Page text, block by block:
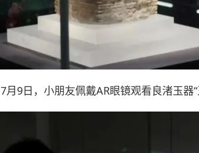
7月9日，小朋友佩戴AR眼镜观看良渚玉器